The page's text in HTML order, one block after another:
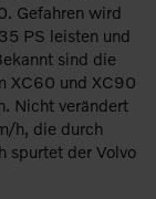
Gefahren wird
PS leisten und
sind die
XC60 und XC90
Nicht verändert
h, die durch
spurtet der Volvo